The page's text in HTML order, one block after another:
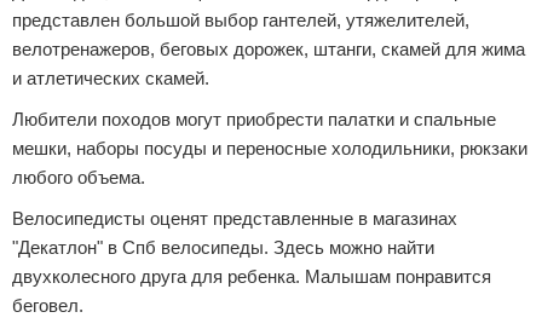
представлен большой выбор гантелей, утяжелителей,
велотренажеров, беговых дорожек, штанги, скамей для жима
и атлетических скамей.
Любители походов могут приобрести палатки и спальные
мешки, наборы посуды и переносные холодильники, рюкзаки
любого объема.
Велосипедисты оценят представленные в магазинах
"Декатлон" в Спб велосипеды. Здесь можно найти
двухколесного друга для ребенка. Малышам понравится
беговел.